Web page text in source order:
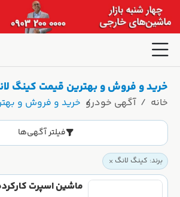
خرید و فروش و بهترین قیمت کینگ
خانه آگهی خودرو خرید و فروش و
فیلتر آگهی‌ها
برند: کینگ لانگ
ماشین اسپرت